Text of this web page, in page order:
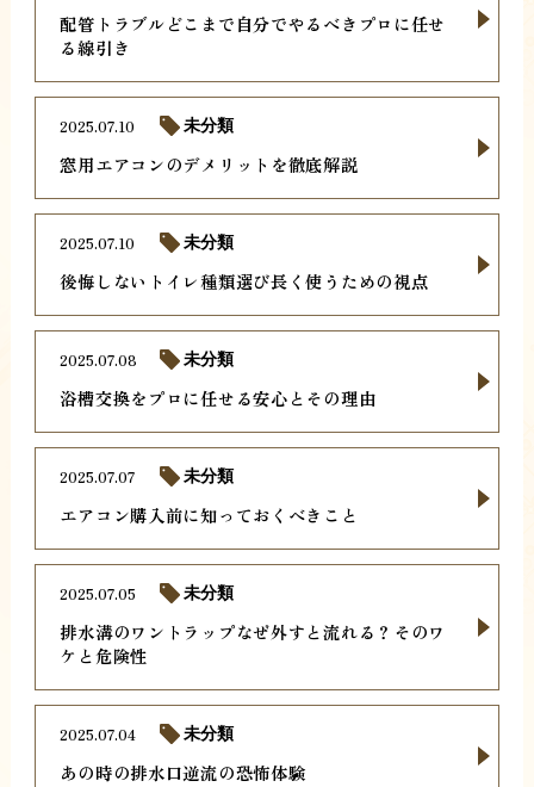
配管トラブルどこまで自分でやるべきプロに任せ
る線引き
窓用エアコンのデメリットを徹底解説
2025.07.10 未分類
後悔しないトイレ種類選び長く使うための視点
2025.07.10 未分類
浴槽交換をプロに任せる安心とその理由
2025.07.08 未分類
エアコン購入前に知っておくべきこと
2025.07.07 未分類
排水溝のワントラップなぜ外すと流れる？そのワ
ケと危険性
2025.07.05 未分類
あの時の排水口逆流の恐怖体験
2025.07.04 未分類